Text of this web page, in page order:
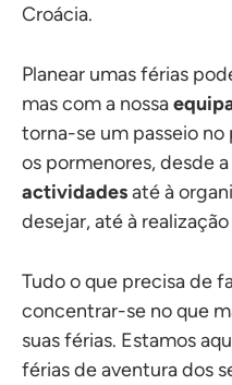
Croácia.
Planear umas férias
mas com a nossa
torna-se um passeio
os pormenores, desde
actividadesaté à
desejar, até à
Tudo o que precisa de
concentrar-se no que
suas férias. Estamos
férias de aventura dos